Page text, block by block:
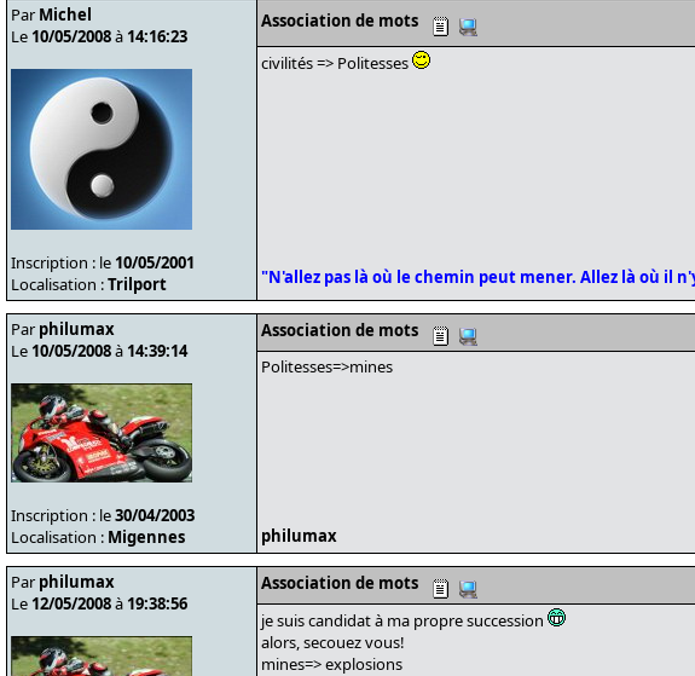
Par Michel
Le 10/05/2008à 14:16:23
Inscription : le 10/05/2001
Localisation :Trilport
Association de mots
civilités => Politesses
"N'allez pas là où le chemin peut mener. Allez là où il
Par philumax
Le 10/05/2008à 14:39:14
Inscription : le30/04/2003
Localisation : Migennes
Association de mots
Politesses=>mines
philumax
Par philumax
Le 12/05/2008à 19:38:56
Association de mots
je suis candidat à ma propre succession
alors, secouez vous!
mines=> explosions